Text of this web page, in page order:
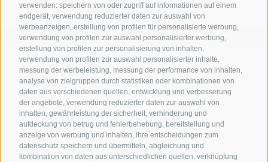
verwenden: speichern von oder zugriff auf informationen auf einem
endgerät, verwendung reduzierter daten zur auswahl von
werbeanzeigen, erstellung von profilen für personalisierte werbung,
verwendung von profilen zur auswahl personalisierter werbung,
erstellung von profilen zur personalisierung von inhalten,
verwendung von profilen zur auswahl personalisierter inhalte,
messung der werbeleistung, messung der performance von inhalten,
analyse von zielgruppen durch statistiken oder kombinationen von
daten aus verschiedenen quellen, entwicklung und verbesserung
der angebote, verwendung reduzierter daten zur auswahl von
inhalten, gewährleistung der sicherheit, verhinderung und
aufdeckung von betrug und fehlerbehebung, bereitstellung und
anzeige von werbung und inhalten, ihre entscheidungen zum
datenschutz speichern und übermitteln, abgleichung und
kombination von daten aus unterschiedlichen quellen, verknüpfung
ANMELDEN
GALERIE
+39 0474 548009